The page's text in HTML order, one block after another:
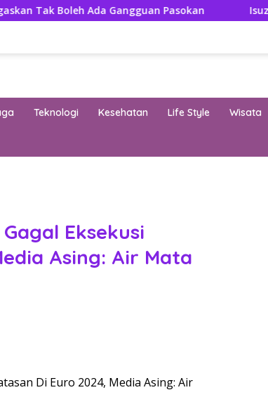
Ada Gangguan Pasokan Isuzu Pajang
Teknologi Kesehatan Life Style Wisata
Eksekusi
Asing: Air Mata
Di Euro 2024, Media Asing: Air